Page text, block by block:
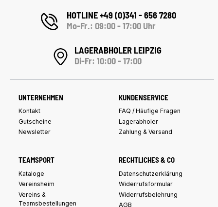
HOTLINE +49 (0)341 - 656 7280
Mo-Fr.: 09:00 - 17:00 Uhr
LAGERABHOLER LEIPZIG
Di-Fr: 10:00 - 17:00
UNTERNEHMEN
Kontakt
Gutscheine
Newsletter
KUNDENSERVICE
FAQ / Häufige Fragen
Lagerabholer
Zahlung & Versand
TEAMSPORT
Kataloge
Vereinsheim
Vereins &
Teamsbestellungen
RECHTLICHES & CO
Datenschutzerklärung
Widerrufsformular
Widerrufsbelehrung
AGB